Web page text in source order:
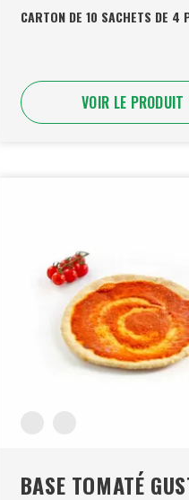
CARTON DE 10 SACHETS DE 4
VOIR LE PRODUIT
BASE TOMATÉ